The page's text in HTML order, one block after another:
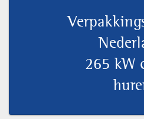
265 kW